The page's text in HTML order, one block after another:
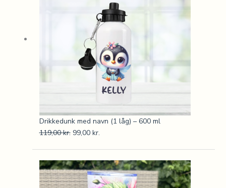
Drikkedunk med navn (1 låg) – 600 ml
119,00kr. 99,00 kr.
99,00 kr..